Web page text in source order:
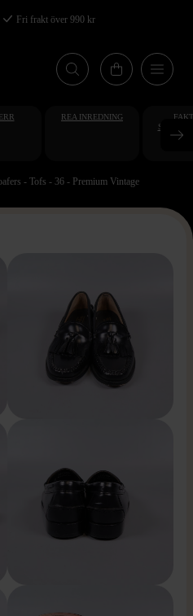
Fri frakt över 990 kr
REA INREDNING
- Tofs - 36 - Premium Vintage